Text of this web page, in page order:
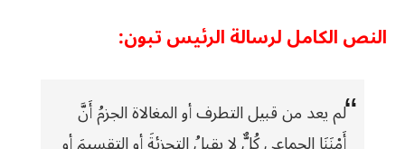
النص الكامل لرسالة الرئيس تبون:
لم يعد من قبيل التطرف أو المغالاة الجزمُ أَنَّ